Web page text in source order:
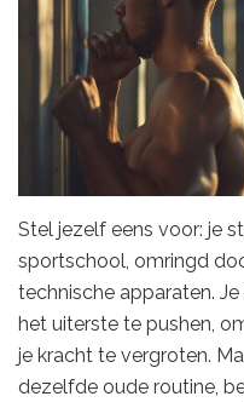
Stel jezelf eens voor: je
sportschool, omringd
technische apparaten.
het uiterste te pushen,
je kracht te vergroten.
dezelfde oude routine,